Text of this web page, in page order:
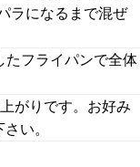
ラになるまで混ぜ
たフライパンで全体
がりです。お好み
い。